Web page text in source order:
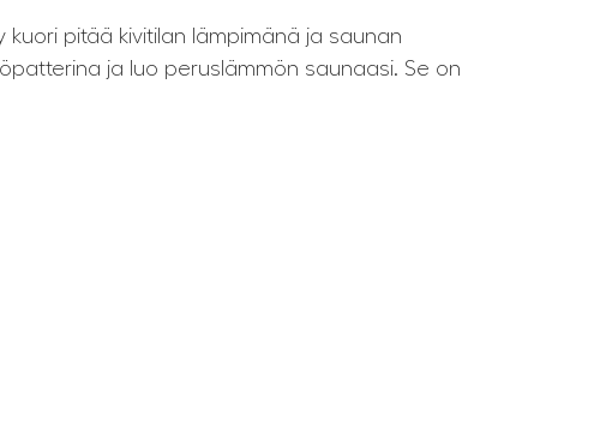
pitää kivitilan lämpimänä ja saunan
ja luo peruslämmön saunaasi. Se on